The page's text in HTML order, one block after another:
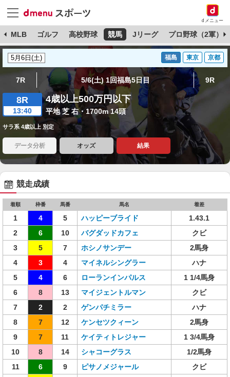
dメニュー
MLB ゴルフ 高校野球 競馬 Jリーグ プロ野球（2軍）
福島 東京 京都
7R 5/6(土) 1回福島5日目 9R
8R
13:40
4歳以上500万円以下
平地 芝 右・1700m 14頭
サラ系 4歳以上 別定
データ分析 オッズ 結果
競走成績
着順 枠番 馬番 馬名 着差
1 4 5 ハッピーブライド
1.43.1
2
6 10 バグダッドカフェ
クビ
3
5 7 ホシノサンデー
2馬身
4
3 4 マイネルシングラー
ハナ
5
4 6 ローランインパルス
1 1/4馬身
6
8 13 マイジェントルマン
クビ
7
2 2 ゲンパチミラー
ハナ
8
7 12 ケンセツクィーン
2馬身
9
7 11 ケイティトレジャー
1 3/4馬身
10
8 14 シャコーグラス
1/2馬身
11
6 9 ピサノメジャール
クビ